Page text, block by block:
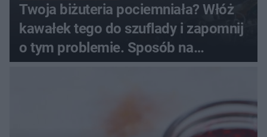
Twoja biżuteria pociemniała? Włóż
kawałek tego do szuflady i zapomnij
o tym problemie. Sposób na
pociemniałą biżuterię